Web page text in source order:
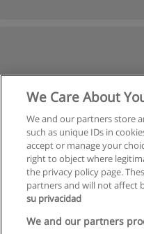
We Care About
We and our partners store
such as unique IDs in
accept or manage your
right to object where
the privacy policy page.
partners and will not affect
su privacidad
We and our partners